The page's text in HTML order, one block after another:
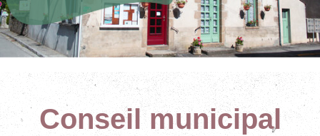
à Saint Hilaire la Treille en Limousin
Conseil municipal